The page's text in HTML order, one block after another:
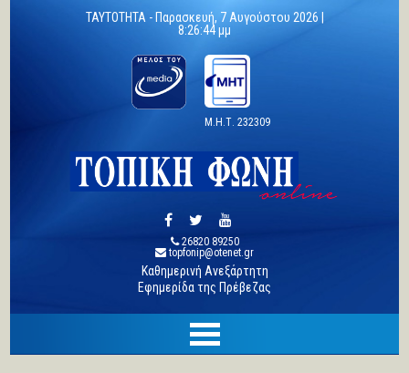
TAYTOTHTA - Παρασκευή, 7 Αυγούστου 2026 |
8:26:45 μμ
Μ.Η.Τ. 232309
26820 89250
topfonip@otenet.gr
Καθημερινή Ανεξάρτητη
Εφημερίδα της Πρέβεζας